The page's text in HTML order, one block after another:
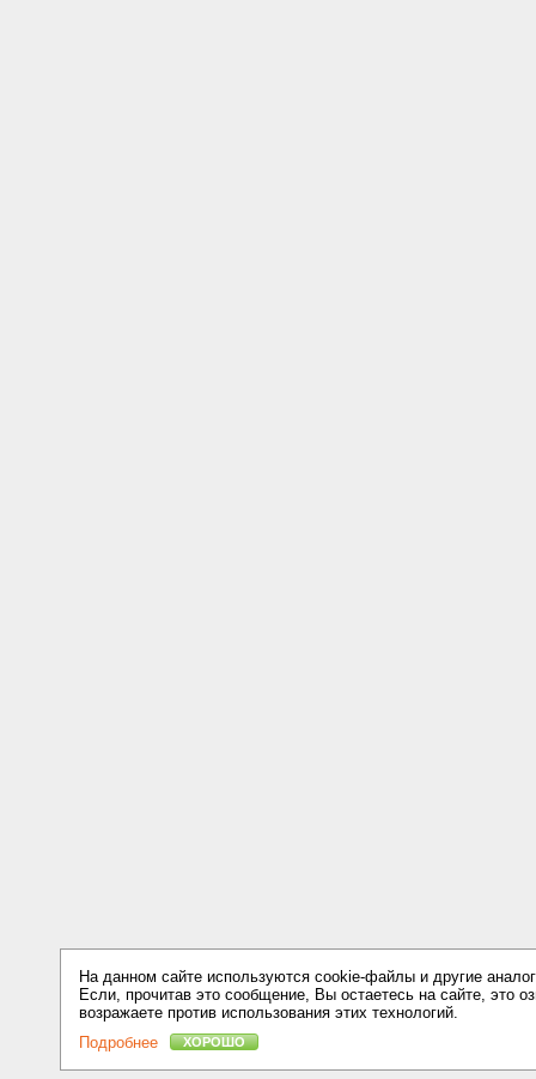
На данном сайте используются cookie-файлы и другие
Если, прочитав это сообщение, Вы остаетесь на сайте, это
возражаете против использования этих технологий.
Подробнее
ХОРОШО